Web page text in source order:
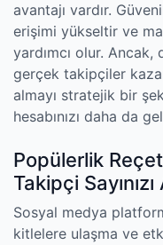
avantajı vardır.
erişimi yükseltir ve
yardımcı olur.
gerçek takipçiler
almayı stratejik bir
hesabınızı daha da
Popülerlik
Takipçi Sayınızı
Sosyal medya
kitlelere ulaşma ve